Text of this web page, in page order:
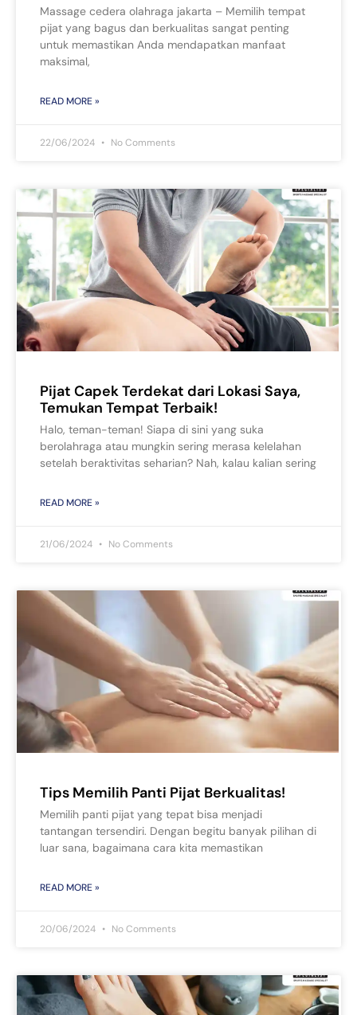
Massage cedera olahraga jakarta – Memilih tempat
pijat yang bagus dan berkualitas sangat penting
untuk memastikan Anda mendapatkan manfaat
maksimal,
READ MORE »
22/06/2024 No Comments
Pijat Capek Terdekat dari Lokasi Saya,
Temukan Tempat Terbaik!
Halo, teman-teman! Siapa di sini yang suka
berolahraga atau mungkin sering merasa kelelahan
setelah beraktivitas seharian? Nah, kalau kalian sering
READ MORE »
21/06/2024 No Comments
Tips Memilih Panti Pijat Berkualitas!
Memilih panti pijat yang tepat bisa menjadi
tantangan tersendiri. Dengan begitu banyak pilihan di
luar sana, bagaimana cara kita memastikan
READ MORE »
20/06/2024 No Comments